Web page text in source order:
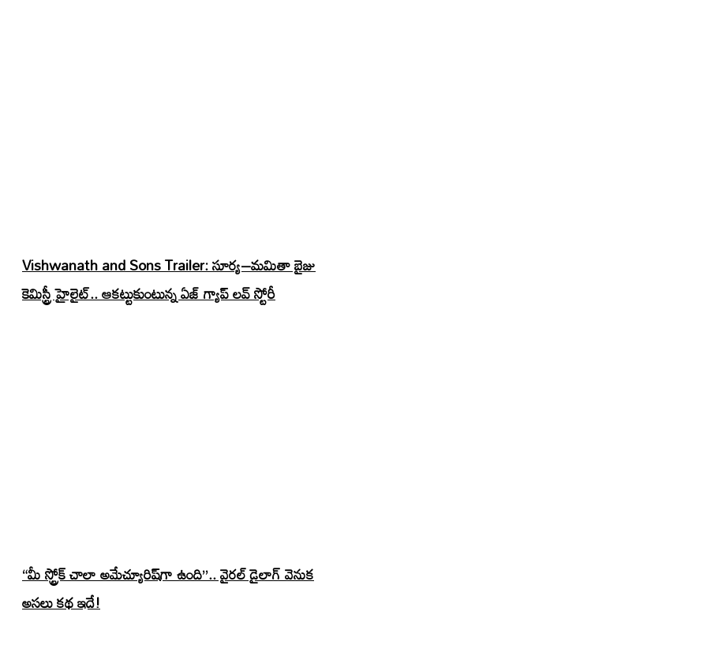
Vishwanath and Sons Trailer: సూర్య–మమితా బైజు
కెమిస్ట్రీ హైలైట్.. ఆకట్టుకుంటున్న ఏజ్ గ్యాప్ లవ్ స్టోరీ
“మీ స్ట్రోక్ చాలా అమేచ్యూరిష్‌గా ఉంది”.. వైరల్ డైలాగ్ వెనుక
అసలు కథ ఇదే!